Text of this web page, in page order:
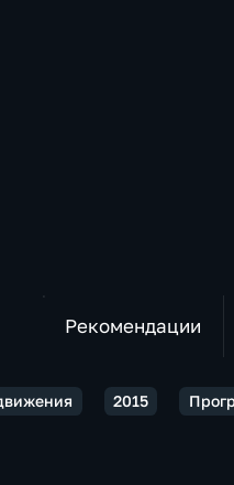
Рекомендации
2015